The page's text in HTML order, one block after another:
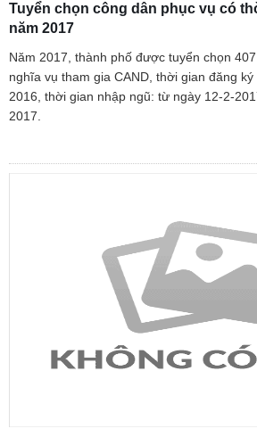
Tuyển chọn công dân phục vụ có
năm 2017
Năm 2017, thành phố được tuyển chọn
nghĩa vụ tham gia CAND, thời gian đăng
2016, thời gian nhập ngũ: từ ngày 12-2-
2017.